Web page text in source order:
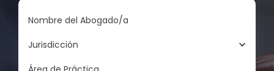
Nombre del Abogado/a
Jurisdicción